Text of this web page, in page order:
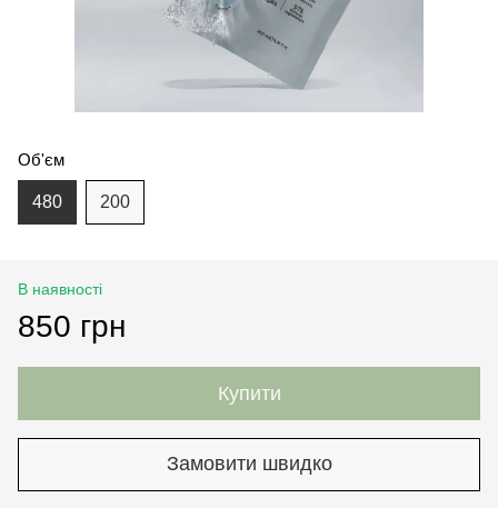
Об'єм
480 200
В наявності
850 грн
Купити
Замовити швидко